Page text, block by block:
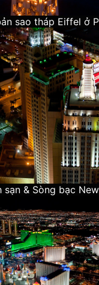
sao tháp Eiffel ở
sạn & Sòng bạc